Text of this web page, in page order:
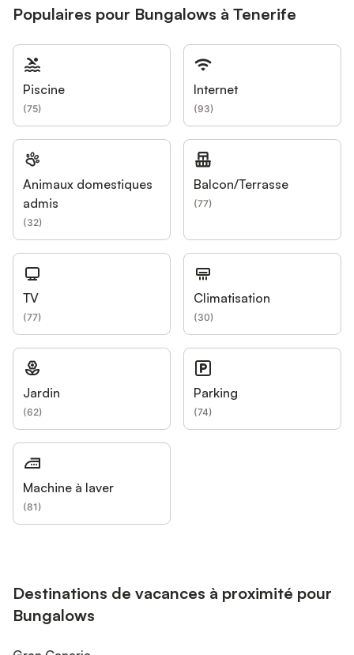
Populaires pour Bungalows à Tenerife
Piscine
(75)
Internet
(93)
Animaux domestiques
admis
(32)
Balcon/Terrasse
(77)
TV
(77)
Climatisation
(30)
Jardin
(62)
Parking
(74)
Machine à laver
(81)
Destinations de vacances à proximité pour
Bungalows